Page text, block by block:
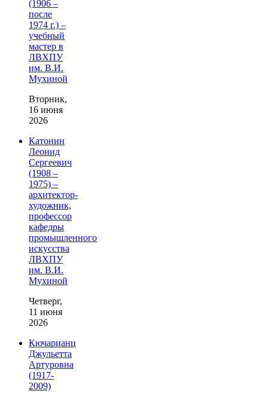
(1906 –
после
1974 г.) –
учебный
мастер в
ЛВХПУ
им. В.И.
Мухиной
Вторник,
16 июня
2026
Катонин
Леонид
Сергеевич
(1908 –
1975) –
архитектор-
художник,
профессор
кафедры
промышленного
искусства
ЛВХПУ
им. В.И.
Мухиной
Четверг,
11 июня
2026
Кючарианц
Джульетта
Артуровна
(1917-
2009)